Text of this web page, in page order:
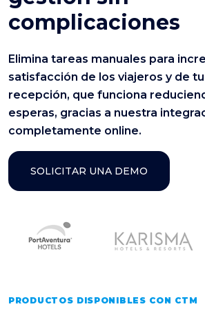
complicaciones
Elimina tareas manuales para
satisfacción de los viajeros y de
recepción, que funciona
esperas, gracias a nuestra
completamente online.
SOLICITAR UNA DEMO
PRODUCTOS DISPONIBLES CON CTM